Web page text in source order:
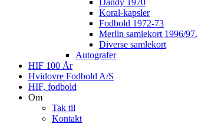
Dandy 1970
Koral-kapsler
Fodbold 1972-73
Merlin samlekort 1996/97.
Diverse samlekort
Autografer
HIF 100 År
Hvidovre Fodbold A/S
HIF, fodbold
Om
Tak til
Kontakt